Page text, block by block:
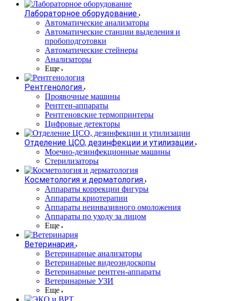
Лабораторное оборудование
Автоматические анализаторы
Автоматические станции выделения и
пробоподготовки
Автоматические стейнеры
Анализаторы
Еще
Рентгенология
Проявочные машины
Рентген-аппараты
Рентгеновские термопринтеры
Цифровые детекторы
Отделение ЦСО, дезинфекции и утилизации
Моечно-дезинфекционные машины
Стерилизаторы
Косметология и дерматология
Аппараты коррекции фигуры
Аппараты криотерапии
Аппараты неинвазивного омоложения
Аппараты по уходу за лицом
Еще
Ветеринария
Ветеринарные анализаторы
Ветеринарные видеоэндоскопы
Ветеринарные рентген-аппараты
Ветеринарные УЗИ
Еще